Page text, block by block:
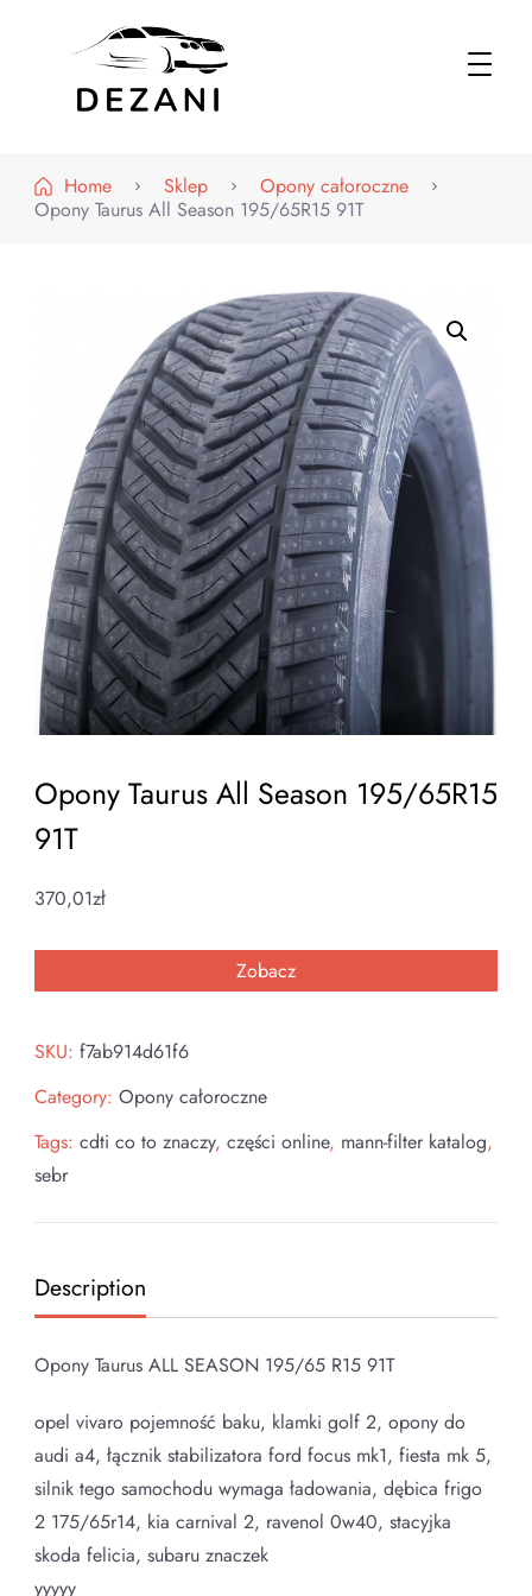
Home
Sklep
Opony całoroczne
Opony Taurus All Season 195/65R15 91T
Opony Taurus All Season 195/65R15
91T
370,01zł
Zobacz
SKU: f7ab914d61f6
Category: Opony całoroczne
Tags: cdti co to znaczy, części online, mann-filter katalog,
sebr
Description
Opony Taurus ALL SEASON 195/65 R15 91T
opel vivaro pojemność baku, klamki golf 2, opony do
audi a4, łącznik stabilizatora ford focus mk1, fiesta mk 5,
silnik tego samochodu wymaga ładowania, dębica frigo
2 175/65r14, kia carnival 2, ravenol 0w40, stacyjka
skoda felicia, subaru znaczek
yyyyy